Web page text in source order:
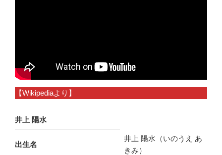
【Wikipediaより】
井上 陽水
出生名
井上 陽水（いのうえ あ
きみ）